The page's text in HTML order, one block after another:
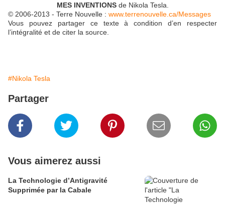
MES INVENTIONSde Nikola Tesla.
© 2006-2013 - Terre Nouvelle : www.terrenouvelle.ca/Messages
Vous pouvez partager ce texte à condition d’en respecter
l’intégralité et de citer la source.
#Nikola Tesla
Partager
Vous aimerez aussi
La Technologie d’Antigravité
Supprimée par la Cabale